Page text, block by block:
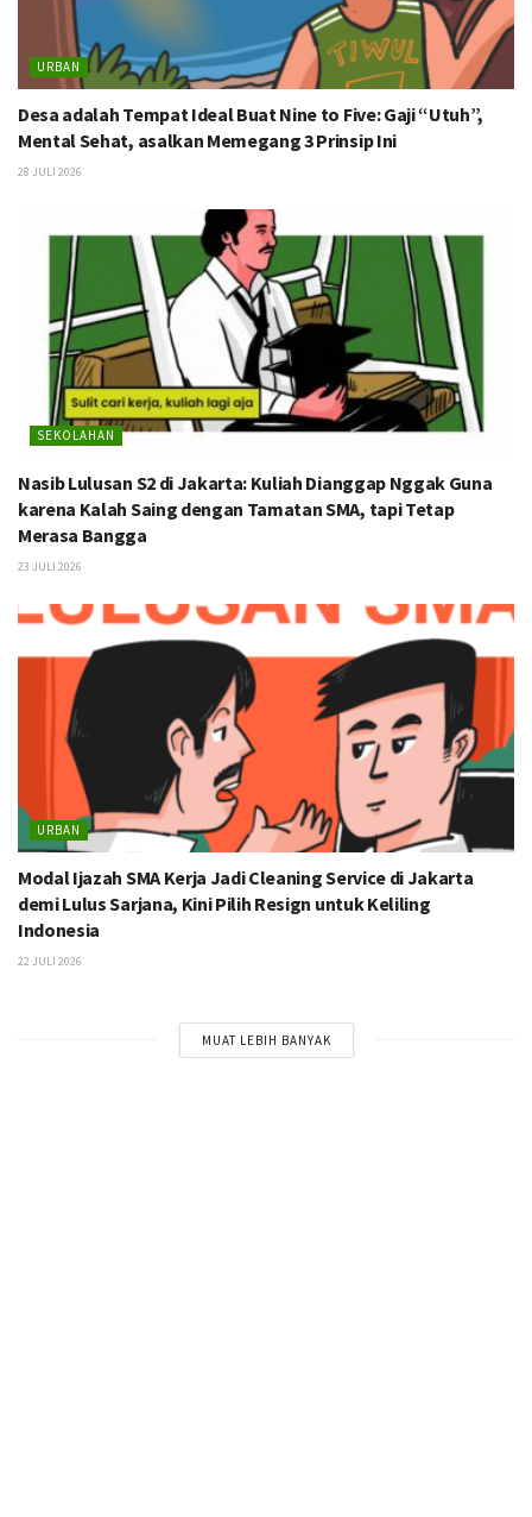
URBAN
Desa adalah Tempat Ideal Buat Nine to Five: Gaji “Utuh”,
Mental Sehat, asalkan Memegang 3 Prinsip Ini
28 JULI 2026
SEKOLAHAN
Nasib Lulusan S2 di Jakarta: Kuliah Dianggap Nggak Guna
karena Kalah Saing dengan Tamatan SMA, tapi Tetap
Merasa Bangga
23 JULI 2026
URBAN
Modal Ijazah SMA Kerja Jadi Cleaning Service di Jakarta
demi Lulus Sarjana, Kini Pilih Resign untuk Keliling
Indonesia
22 JULI 2026
MUAT LEBIH BANYAK